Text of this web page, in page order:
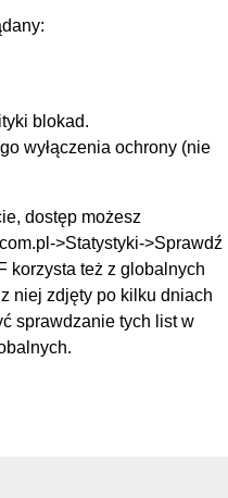
blokad.
wyłączenia ochrony (nie
dostęp możesz
>Statystyki->Sprawdź
korzysta też z globalnych
niej zdjęty po kilku dniach
sprawdzanie tych list w